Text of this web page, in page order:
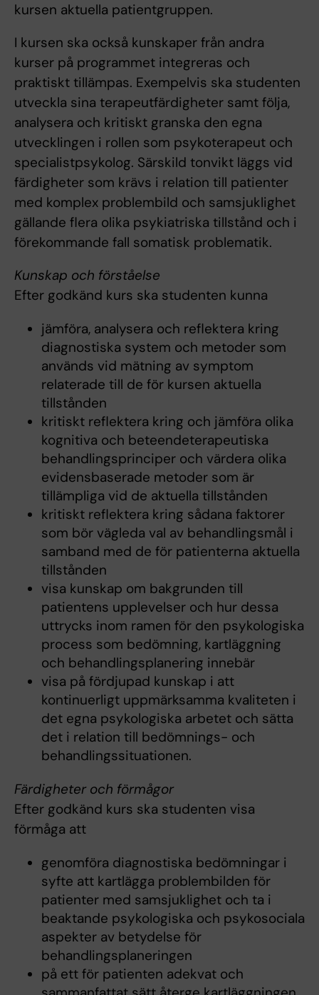
kursen aktuella patientgruppen.
I kursen ska också kunskaper från andra
kurser på programmet integreras och
praktiskt tillämpas. Exempelvis ska studenten
utveckla sina terapeutfärdigheter samt följa,
analysera och kritiskt granska den egna
utvecklingen i rollen som psykoterapeut och
specialistpsykolog. Särskild tonvikt läggs vid
färdigheter som krävs i relation till patienter
med komplex problembild och samsjuklighet
gällande flera olika psykiatriska tillstånd och i
förekommande fall somatisk problematik.
Kunskap och förståelse
Efter godkänd kurs ska studenten kunna
jämföra, analysera och reflektera kring
diagnostiska system och metoder som
används vid mätning av symptom
relaterade till de för kursen aktuella
tillstånden
kritiskt reflektera kring och jämföra olika
kognitiva och beteendeterapeutiska
behandlingsprinciper och värdera olika
evidensbaserade metoder som är
tillämpliga vid de aktuella tillstånden
kritiskt reflektera kring sådana faktorer
som bör vägleda val av behandlingsmål i
samband med de för patienterna aktuella
tillstånden
visa kunskap om bakgrunden till
patientens upplevelser och hur dessa
uttrycks inom ramen för den psykologiska
process som bedömning, kartläggning
och behandlingsplanering innebär
visa på fördjupad kunskap i att
kontinuerligt uppmärksamma kvaliteten i
det egna psykologiska arbetet och sätta
det i relation till bedömnings- och
behandlingssituationen.
Färdigheter och förmågor
Efter godkänd kurs ska studenten visa
förmåga att
genomföra diagnostiska bedömningar i
syfte att kartlägga problembilden för
patienter med samsjuklighet och ta i
beaktande psykologiska och psykosociala
aspekter av betydelse för
behandlingsplaneringen
på ett för patienten adekvat och